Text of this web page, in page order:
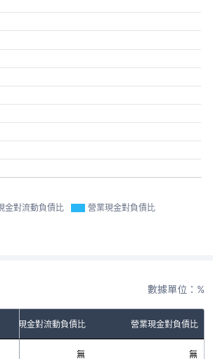
金對流動負債比 營業現金對負債比
數據單位：%
營業現金對流動負債比 營業現金對負債比
無 無